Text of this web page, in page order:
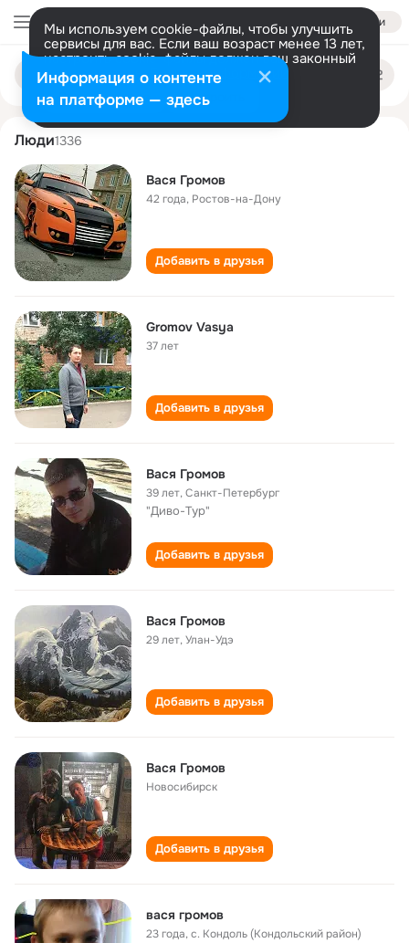
Войти
Мы используем cookie-файлы, чтобы улучшить
сервисы для вас. Если ваш возраст менее 13 лет,
настроить cookie-файлы должен ваш законный
представитель. Больше информации
Разрешить все Настроить
Поиск
людям
vasya gromov
Люди1336
Вася Громов
42 года, Ростов-на-Дону
Добавить в друзья
Gromov Vasya
37 лет
Добавить в друзья
Вася Громов
39 лет,Санкт-Петербург
"Диво-Тур"
Добавить в друзья
Вася Громов
29 лет,Улан-Удэ
Добавить в друзья
Вася Громов
Новосибирск
Добавить в друзья
вася громов
23 года,с. Кондоль (Кондольский район)
Информация о контенте
на платформе — здесь